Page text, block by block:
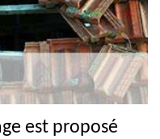
est proposé